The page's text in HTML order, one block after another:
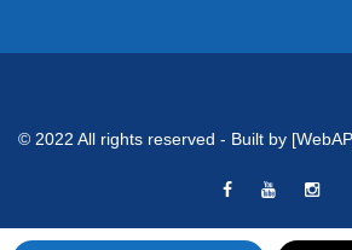
© 2022 All rights reserved - Built by